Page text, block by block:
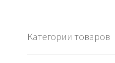
Категории товаров